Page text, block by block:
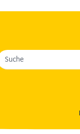
Suche